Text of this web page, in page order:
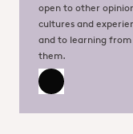
open to other
cultures and
and to learning from
them.
Read more